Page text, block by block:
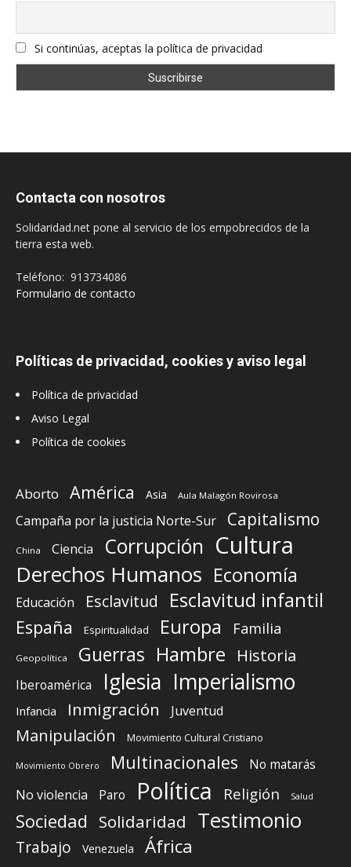
Si continúas, aceptas la política de privacidad
Contacta con nosotros
Solidaridad.net pone al servicio de los empobrecidos de la
tierra esta web.
Teléfono: 913734086
Formulario de contacto
Políticas de privacidad, cookies y aviso legal
Política de privacidad
Aviso Legal
Política de cookies
Aborto América Asia Aula Malagón Rovirosa
Campaña por la justicia Norte-Sur Capitalismo
China Ciencia Corrupción Cultura
Derechos Humanos Economía
Educación Esclavitud Esclavitud infantil
España Espiritualidad Europa Familia
Geopolítica Guerras Hambre Historia
Iberoamérica Iglesia Imperialismo
Infancia Inmigración Juventud
Manipulación Movimiento Cultural Cristiano
Movimiento Obrero Multinacionales
No matarás
No violencia
Paro Política Religión Salud
Sociedad Solidaridad Testimonio
Trabajo Venezuela África